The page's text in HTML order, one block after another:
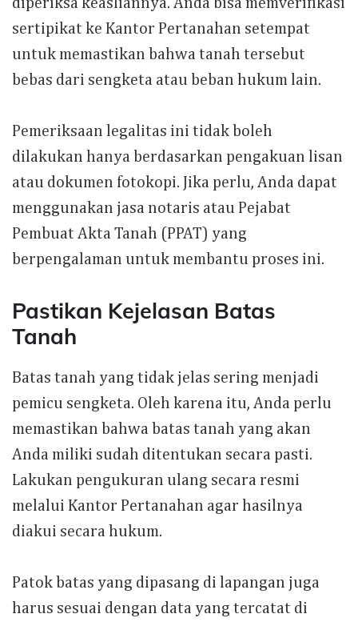
diperiksa keasliannya. Anda bisa memverifikasi
sertipikat ke Kantor Pertanahan setempat
untuk memastikan bahwa tanah tersebut
bebas dari sengketa atau beban hukum lain.
Pemeriksaan legalitas ini tidak boleh
dilakukan hanya berdasarkan pengakuan lisan
atau dokumen fotokopi. Jika perlu, Anda dapat
menggunakan jasa notaris atau Pejabat
Pembuat Akta Tanah (PPAT) yang
berpengalaman untuk membantu proses ini.
Pastikan Kejelasan Batas
Tanah
Batas tanah yang tidak jelas sering menjadi
pemicu sengketa. Oleh karena itu, Anda perlu
memastikan bahwa batas tanah yang akan
Anda miliki sudah ditentukan secara pasti.
Lakukan pengukuran ulang secara resmi
melalui Kantor Pertanahan agar hasilnya
diakui secara hukum.
Patok batas yang dipasang di lapangan juga
harus sesuai dengan data yang tercatat di